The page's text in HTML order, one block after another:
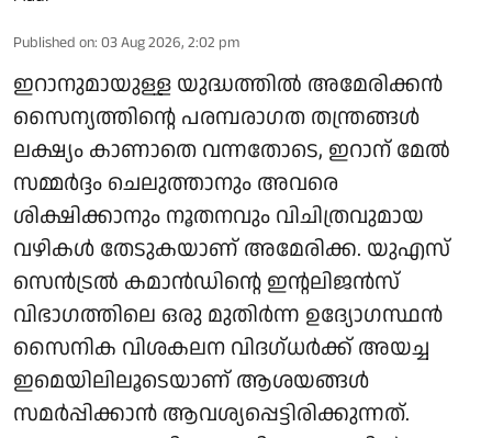
Published on: 03 Aug 2026, 2:02 pm
ഇറാനുമായുള്ള യുദ്ധത്തിൽ അമേരിക്കൻ
സൈന്യത്തിന്റെ പരമ്പരാഗത തന്ത്രങ്ങൾ
ലക്ഷ്യം കാണാതെ വന്നതോടെ, ഇറാന് മേൽ
സമ്മർദ്ദം ചെലുത്താനും അവരെ
ശിക്ഷിക്കാനും നൂതനവും വിചിത്രവുമായ
വഴികൾ തേടുകയാണ് അമേരിക്ക. യുഎസ്
സെൻട്രൽ കമാൻഡിന്റെ ഇന്റലിജൻസ്
വിഭാഗത്തിലെ ഒരു മുതിർന്ന ഉദ്യോഗസ്ഥൻ
സൈനിക വിശകലന വിദഗ്ധർക്ക് അയച്ച
ഇമെയിലിലൂടെയാണ് ആശയങ്ങൾ
സമർപ്പിക്കാൻ ആവശ്യപ്പെട്ടിരിക്കുന്നത്.